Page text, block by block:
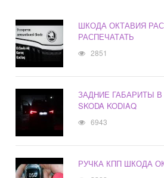
ШКОДА ОКТАВИЯ
РАСПЕЧАТАТЬ
2851
ЗАДНИЕ ГАБАРИТЫ В
SKODA KODIAQ
6943
РУЧКА КПП ШКОДА